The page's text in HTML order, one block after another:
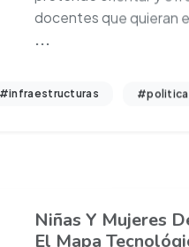
docentes que quieran
#infraestructuras
El Mapa